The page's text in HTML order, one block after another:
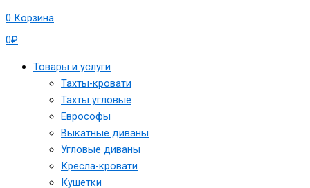
0₽
0 Корзина
Товары и услуги
Тахты-кровати
Тахты угловые
Еврософы
Выкатные диваны
Угловые диваны
Кресла-кровати
Кушетки